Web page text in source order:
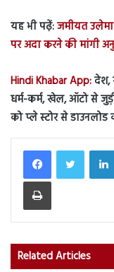
यह भी पढ़ें:जमीयत
पर अदा करने की मांगी
Hindi Khabar App:देश,
धर्म-कर्म, खेल, ऑटो से
को प्ले स्टोर से डाउनलोड
Print
Related Articles